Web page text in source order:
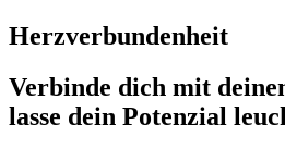
Herzverbundenheit
Verbinde dich mit
lasse dein Potenzial